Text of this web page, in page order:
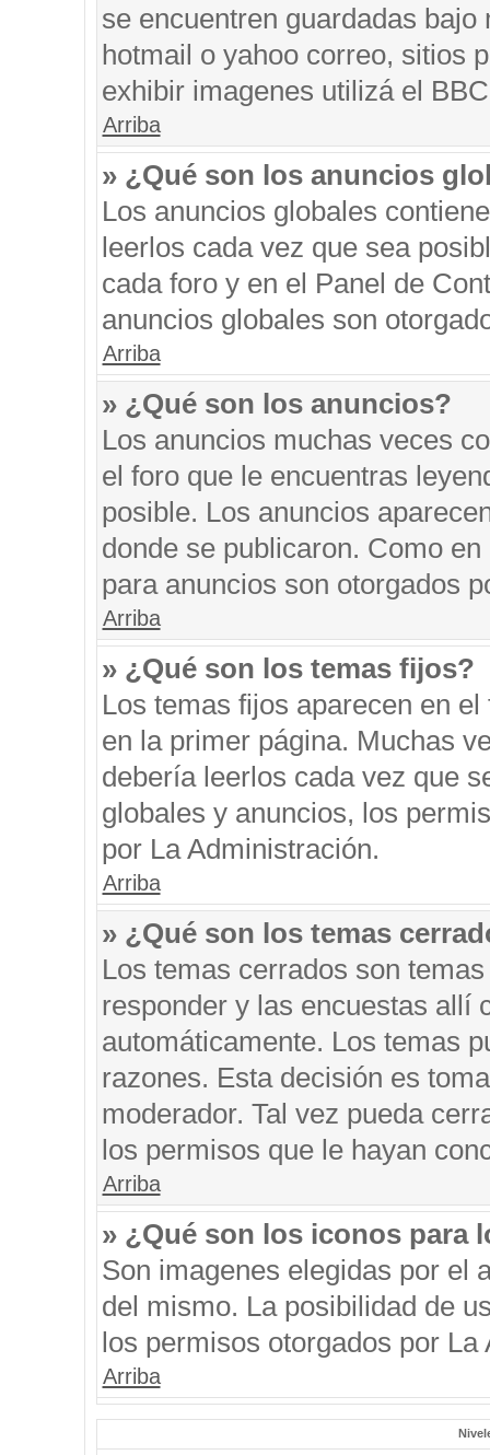
se encuentren guardadas
hotmail o yahoo correo, sitios
exhibir imagenes utilizá el
Arriba
» ¿Qué son los anuncios
Los anuncios globales
leerlos cada vez que sea
cada foro y en el Panel de
anuncios globales son
Arriba
» ¿Qué son los anuncios?
Los anuncios muchas veces
el foro que le encuentras
posible. Los anuncios
donde se publicaron. Como
para anuncios son otorgados
Arriba
» ¿Qué son los temas fijos?
Los temas fijos aparecen en
en la primer página. Muchas
debería leerlos cada vez que
globales y anuncios, los
por La Administración.
Arriba
» ¿Qué son los temas
Los temas cerrados son
responder y las encuestas allí
automáticamente. Los temas
razones. Esta decisión es
moderador. Tal vez pueda
los permisos que le hayan
Arriba
» ¿Qué son los iconos para
Son imagenes elegidas por el
del mismo. La posibilidad de
los permisos otorgados por La
Arriba